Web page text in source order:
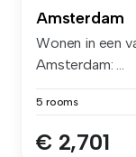
Amsterdam
Wonen in een
Amsterdam: ...
5 rooms
€ 2,701